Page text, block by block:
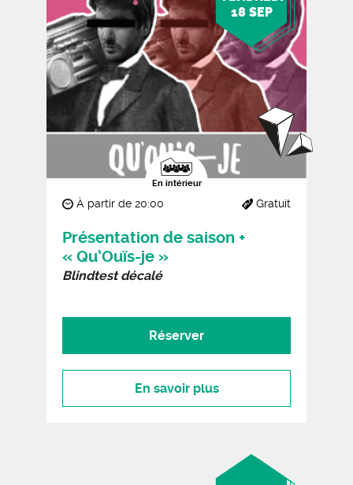
18 SEP
En intérieur
À partir de 20:00 Gratuit
Présentation de saison +
« Qu’Ouïs-je »
Blindtest décalé
Réserver
En savoir plus